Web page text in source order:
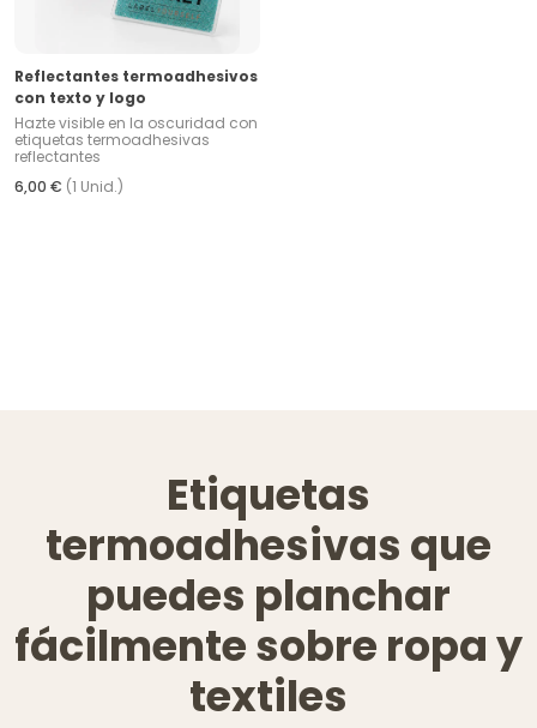
Reflectantes termoadhesivos
con texto y logo
Hazte visible en la oscuridad con
etiquetas termoadhesivas
reflectantes
6,00 € (1 Unid.)
Etiquetas
termoadhesivas que
puedes planchar
fácilmente sobre ropa y
textiles